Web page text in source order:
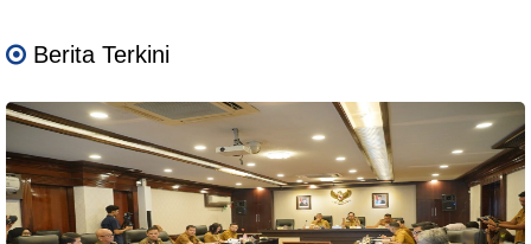
Berita Terkini